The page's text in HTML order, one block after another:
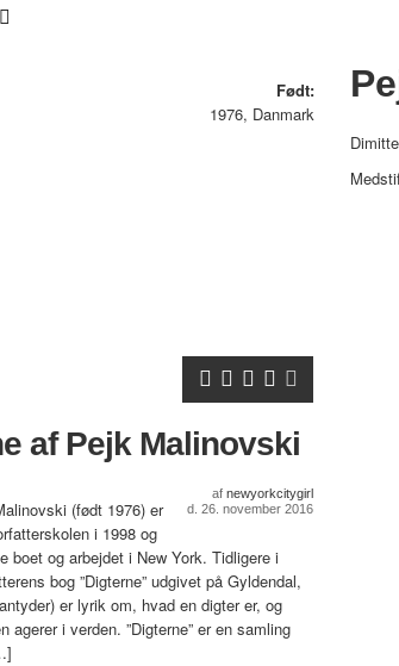
Født:
1976, Danmark
af Pejk Malinovski
af newyorkcitygirl
d. 26. november 2016
(født 1976) er
i 1998 og
boet og arbejdet i New York. Tidligere i
bog ”Digterne” udgivet på Gyldendal,
er lyrik om, hvad en digter er, og
agerer i verden. ”Digterne” er en samling